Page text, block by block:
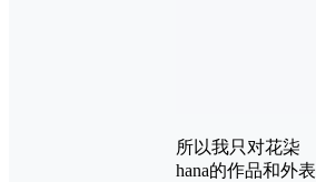
所以我只对花柒
hana的作品和外表